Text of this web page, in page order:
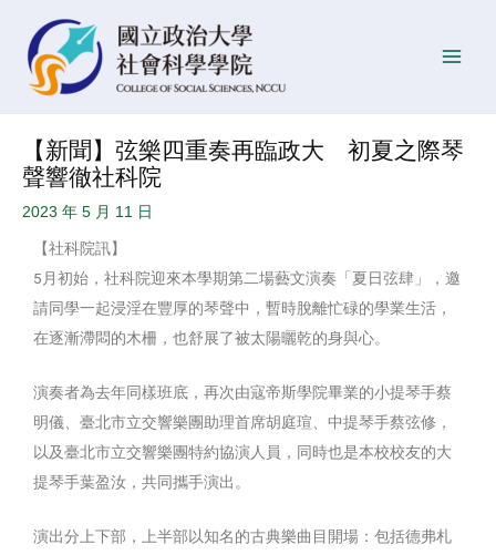
【新聞】弦樂四重奏再臨政大 初夏之際琴
聲響徹社科院
2023 年 5 月 11 日
【社科院訊】
5月初始，社科院迎來本學期第二場藝文演奏「夏日弦肆」，邀
請同學一起浸淫在豐厚的琴聲中，暫時脫離忙碌的學業生活，
在逐漸滯悶的木柵，也舒展了被太陽曬乾的身與心。
演奏者為去年同樣班底，再次由寇帝斯學院畢業的小提琴手蔡
明儀、臺北市立交響樂團助理首席胡庭瑄、中提琴手蔡弦修，
以及臺北市立交響樂團特約協演人員，同時也是本校校友的大
提琴手葉盈汝，共同攜手演出。
演出分上下部，上半部以知名的古典樂曲目開場：包括德弗札
navigation
佈
日